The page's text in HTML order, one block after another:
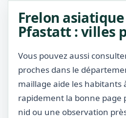
Frelon
Pfastatt : villes
Vous pouvez aussi
proches dans le
maillage aide les habitants
rapidement la bonne page
nid ou une observation